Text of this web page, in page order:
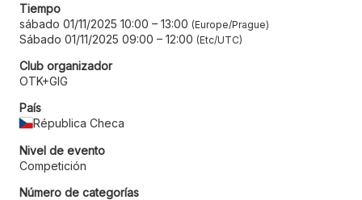
Tiempo
sábado 01/11/2025 10:00 – 13:00 Europe/Prague
Sábado 01/11/2025 09:00 – 12:00 Etc/UTC
Club organizador
OTK+GIG
País
Républica Checa
Nivel de evento
Competición
Número de categorías